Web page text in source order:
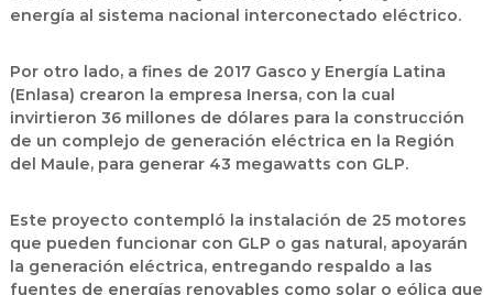
energía al sistema nacional interconectado eléctrico.
Por otro lado, a fines de 2017 Gasco y Energía Latina
(Enlasa) crearon la empresa Inersa, con la cual
invirtieron 36 millones de dólares para la construcción
de un complejo de generación eléctrica en la Región
del Maule, para generar 43 megawatts con GLP.
Este proyecto contempló la instalación de 25 motores
que pueden funcionar con GLP o gas natural, apoyarán
la generación eléctrica, entregando respaldo a las
fuentes de energías renovables como solar o eólica que